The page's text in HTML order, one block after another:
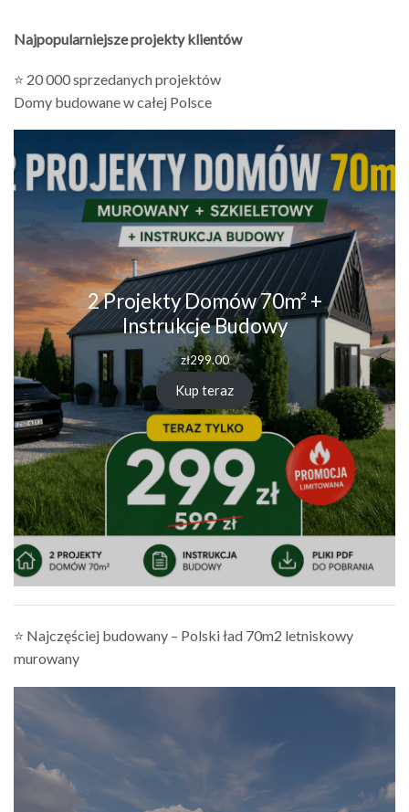
Najpopularniejsze projekty klientów
⭐ 20 000 sprzedanych projektów
Domy budowane w całej Polsce
2 Projekty Domów 70m² +
Instrukcje Budowy
zł299.00
Kup teraz
⭐ Najczęściej budowany – Polski ład 70m2 letniskowy
murowany